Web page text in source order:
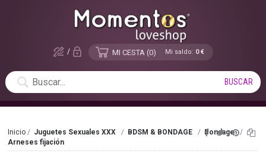
/ MI CESTA 0 Mi saldo: 0 €
Inicio Juguetes Sexuales XXX BDSM & BONDAGE
Bondage
Arneses fijación